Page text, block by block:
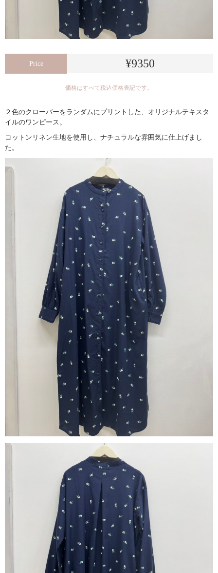
Price ¥9350
価格はすべて税込価格表記です。
２色のクローバーをランダムにプリントした、オリジナルテキスタ
イルのワンピース。
コットンリネン生地を使用し、ナチュラルな雰囲気に仕上げまし
た。